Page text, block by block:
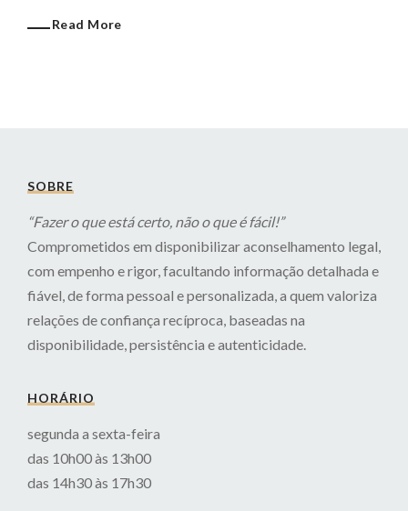
Read More
SOBRE
“Fazer o que está certo, não o que é fácil!”
Comprometidos em disponibilizar aconselhamento legal,
com empenho e rigor, facultando informação detalhada e
fiável, de forma pessoal e personalizada, a quem valoriza
relações de confiança recíproca, baseadas na
disponibilidade, persistência e autenticidade.
HORÁRIO
segunda a sexta-feira
das 10h00 às 13h00
das 14h30 às 17h30